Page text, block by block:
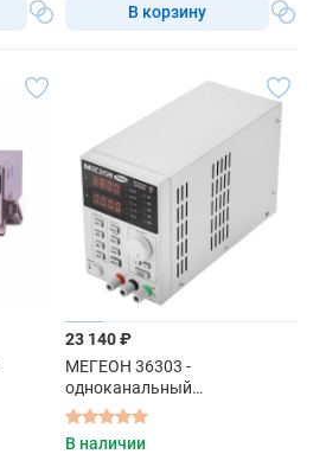
В корзину
23 140 ₽
МЕГЕОН 36303 -
одноканальный
программируемый линейный
источник питания
В наличии